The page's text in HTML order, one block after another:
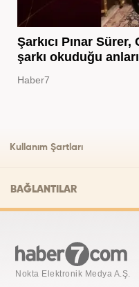
Şarkıcı Pınar
şarkı okuduğu
Haber7
Kullanım Şartları
BAĞLANTILAR
Nokta Elektronik Medya A.Ş.